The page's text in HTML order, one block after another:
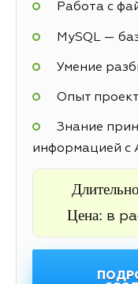
Работа с
MySQL —
Умение
Опыт
Знание
информацией с
Цена: в